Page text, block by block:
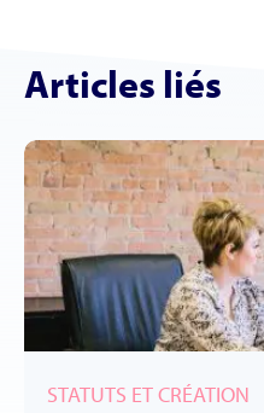
Articles liés
STATUTS ET CRÉATION